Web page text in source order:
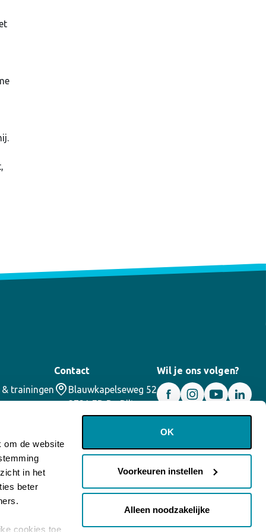
om de website
in het
beter
cookies toe
OK
Voorkeuren instellen
Alleen noodzakelijke
trainingen
Contact
Blauwkapelseweg 52
3731 ED De Bilt
030 – 2200355
Wil je ons volgen?